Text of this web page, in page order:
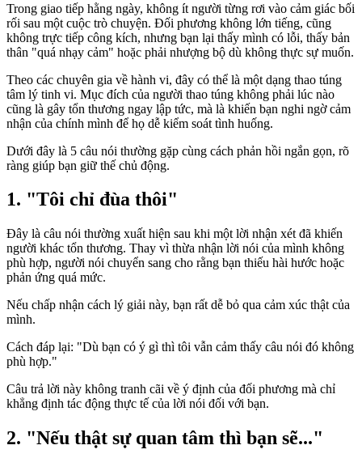
Trong giao tiếp hằng ngày, không ít người từng rơi vào cảm giác bối
rối sau một cuộc trò chuyện. Đối phương không lớn tiếng, cũng
không trực tiếp công kích, nhưng bạn lại thấy mình có lỗi, thấy bản
thân "quá nhạ‌y cả‌m" hoặc phải nhượng bộ dù không thực sự muốn.
Theo các chuyên gia về hành vi, đây có thể là một dạng thao túng
tâm lý tinh vi. Mục đích của người thao túng không phải lúc nào
cũng là gây tổn thương ngay lập tức, mà là khiến bạn nghi ngờ cảm
nhận của chính mình để họ dễ kiểm soát tình huống.
Dưới đây là 5 câu nói thường gặp cùng cách phản hồi ngắn gọn, rõ
ràng giúp bạn giữ thế chủ động.
1. "Tôi chỉ đùa thôi"
Đây là câu nói thường xuất hiện sau khi một lời nhận xét đã khiến
người khác tổn thương. Thay vì thừa nhận lời nói của mình không
phù hợp, người nói chuyển sang cho rằng bạn thiếu hài hước hoặc
phản ứng quá mức.
Nếu chấp nhận cách lý giải này, bạn rất dễ bỏ qua cảm xúc thật của
mình.
Cách đáp lại: "Dù bạn có ý gì thì tôi vẫn cảm thấy câu nói đó không
phù hợp."
Câu trả lời này không tranh cãi về ý định của đối phương mà chỉ
khẳng định tác động thực tế của lời nói đối với bạn.
2. "Nếu thật sự quan tâm thì bạn sẽ..."